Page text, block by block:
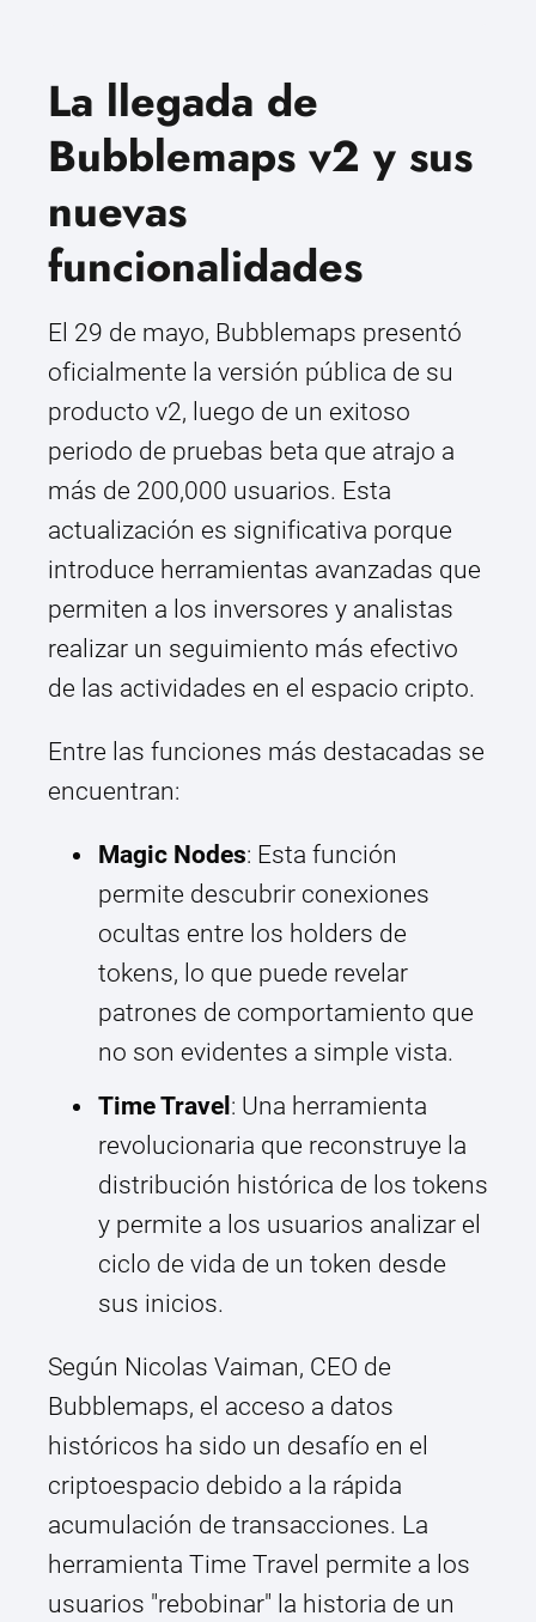
La llegada de
Bubblemaps v2 y sus
nuevas
funcionalidades
El 29 de mayo, Bubblemaps presentó
oficialmente la versión pública de su
producto v2, luego de un exitoso
periodo de pruebas beta que atrajo a
más de 200,000 usuarios. Esta
actualización es significativa porque
introduce herramientas avanzadas que
permiten a los inversores y analistas
realizar un seguimiento más efectivo
de las actividades en el espacio cripto.
Entre las funciones más destacadas se
encuentran:
Magic Nodes: Esta función
permite descubrir conexiones
ocultas entre los holders de
tokens, lo que puede revelar
patrones de comportamiento que
no son evidentes a simple vista.
Time Travel : Una herramienta
revolucionaria que reconstruye la
distribución histórica de los tokens
y permite a los usuarios analizar el
ciclo de vida de un token desde
sus inicios.
Según Nicolas Vaiman, CEO de
Bubblemaps, el acceso a datos
históricos ha sido un desafío en el
criptoespacio debido a la rápida
acumulación de transacciones. La
herramienta Time Travel permite a los
usuarios "rebobinar" la historia de un